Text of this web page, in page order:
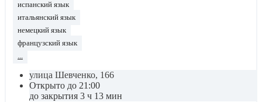
испанский язык
итальянский язык
немецкий язык
французский язык
...
улица Шевченко, 166
Открыто до 21:00
до закрытия 3 ч 13 мин